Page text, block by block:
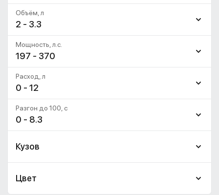
2 - 3.3
Объём, л
197 - 370
Мощность, л.с.
0 - 12
Расход, л
0 - 8.3
Разгон до 100, c
Кузов
Цвет